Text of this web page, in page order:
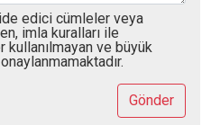
edici cümleler veya
imla kuralları ile
kullanılmayan ve büyük
Gönder